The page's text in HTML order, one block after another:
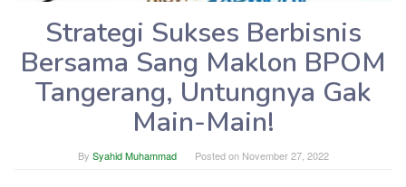
Strategi Sukses Berbisnis
Bersama Sang Maklon BPOM
Tangerang, Untungnya Gak
Main-Main!
By Syahid Muhammad Posted on November 27, 2022